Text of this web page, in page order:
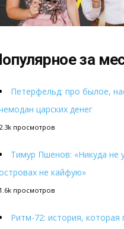
за
Петерфельд: про былое,
царских денег
просмотров
Тимур Пшенов: «Никуда не
не кайфую»
просмотров
Ритм-72: история, которая